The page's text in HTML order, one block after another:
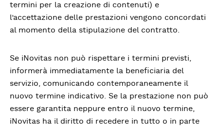
termini per la creazione di contenuti) e
l’accettazione delle prestazioni vengono concordati
al momento della stipulazione del contratto.
Se iNovitas non può rispettare i termini previsti,
informerà immediatamente la beneficiaria del
servizio, comunicando contemporaneamente il
nuovo termine indicativo. Se la prestazione non può
essere garantita neppure entro il nuovo termine,
iNovitas ha il diritto di recedere in tutto o in parte